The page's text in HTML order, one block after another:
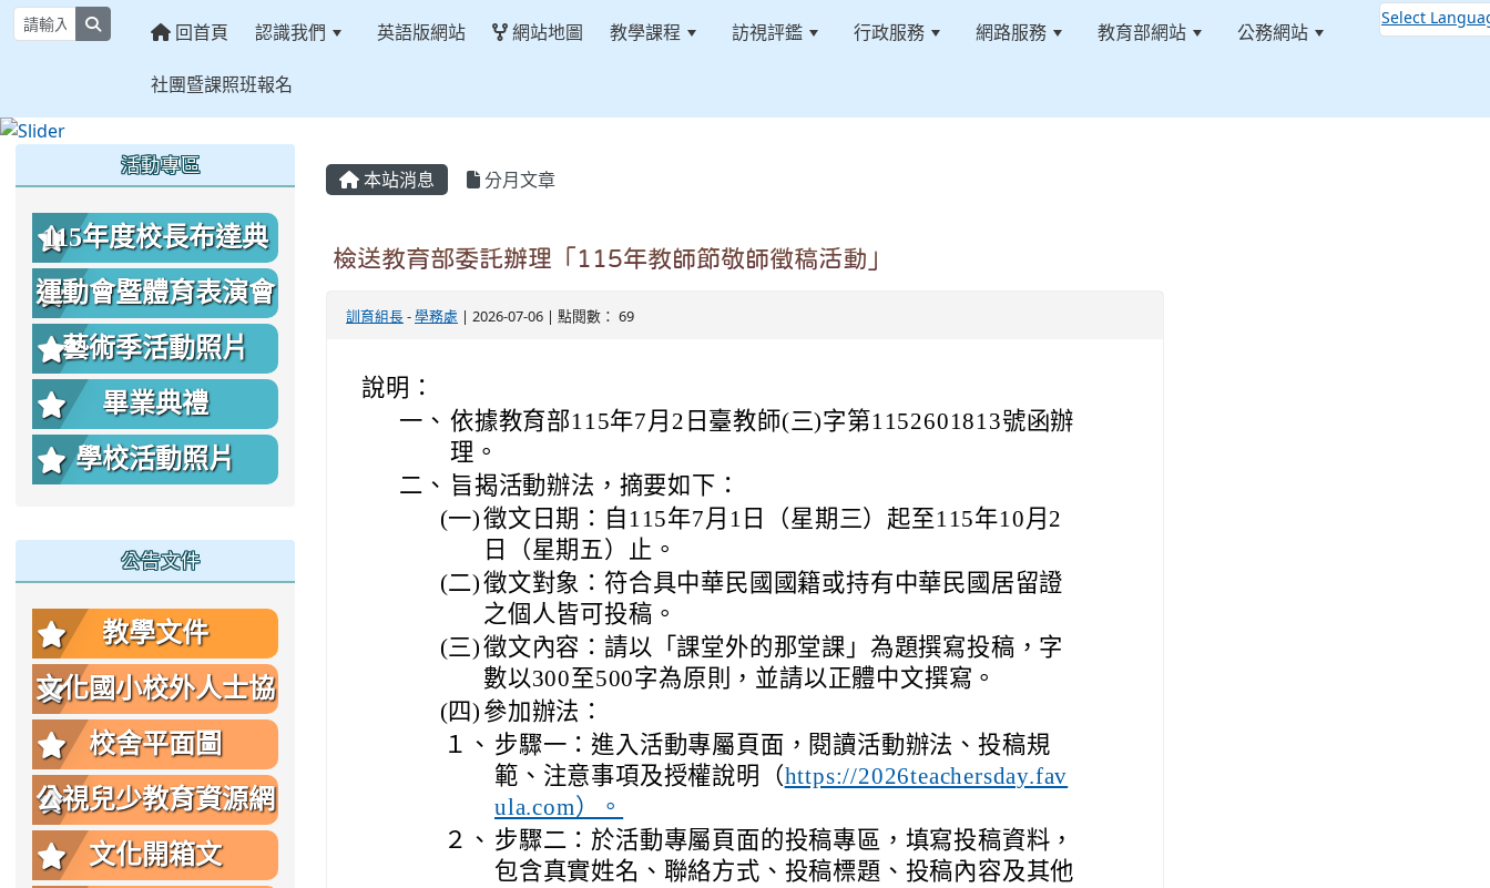
回首頁 認識我們 英語版網站 網站地圖 教學課程 訪視評鑑 行政服務 網路服務 教育部網站 公務網站
社團暨課照班報名
Select
本站消息 分月文章
檢送教育部委託辦理「115年教師節敬師徵稿活動」
訓育組長-學務處 | 2026-07-06 | 點閱數： 69
說明：
一、 依據教育部115年7月2日臺教師(三)字第1152601813號函辦
理。
二、 旨揭活動辦法，摘要如下：
(一)徵文日期：自115年7月1日（星期三）起至115年10月2
日（星期五）止。
(二)徵文對象：符合具中華民國國籍或持有中華民國居留證
之個人皆可投稿。
(三)徵文內容：請以「課堂外的那堂課」為題撰寫投稿，字
數以300至500字為原則，並請以正體中文撰寫。
(四) 參加辦法：
１、 步驟一：進入活動專屬頁面，閱讀活動辦法、投稿規
範、注意事項及授權說明（https://2026teachersday.fav
ula.com）。
２、 步驟二：於活動專屬頁面的投稿專區，填寫投稿資料，
包含真實姓名、聯絡方式、投稿標題、投稿內容及其他
活動專區
115年度校長布達典
禮照片
運動會暨體育表演會
照片
藝術季活動照片
畢業典禮
學校活動照片
公告文件
教學文件
文化國小校外人士協
助教學或活動要點
校舍平面圖
公視兒少教育資源網
文化開箱文